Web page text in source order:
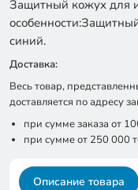
Защитный кожух для
синий.
Доставка:
Весь товар,
доставляется по адресу
при сумме заказа от
при сумме от 250 000
Описание товара